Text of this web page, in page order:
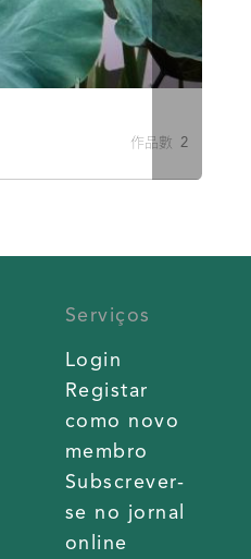
作品數 2
Serviços
Login
Registar
como novo
membro
Subscrever-
se no jornal
online